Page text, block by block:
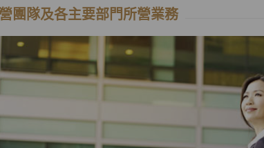
團隊及各主要部門所營業務